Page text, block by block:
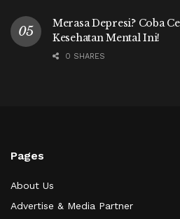
Merasa Depresi? Coba
Kesehatan Mental Ini!
0 SHARES
Pages
About Us
Advertise & Media Partner